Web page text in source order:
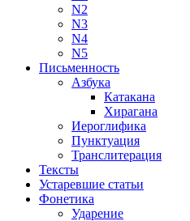
N2
N3
N4
N5
Письменность
Азбука
Катакана
Хирагана
Иероглифика
Пунктуация
Транслитерация
Тексты
Устаревшие статьи
Фонетика
Ударение